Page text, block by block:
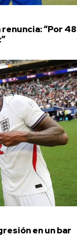
“Por 48
en un bar